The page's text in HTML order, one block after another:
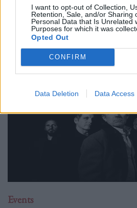
I want to opt-out of Collection,
Retention, Sale, and/or Sharing
Personal Data that Is Unrelated
Purposes for which it was
Opted Out
CONFIRM
Data Deletion Data Access
Από hip hop live και disco DJs μέχρι
βγήκαν από food market του Τόκιο ή
στο Μεξικό, το Thessaloniki Street
τον Μάιο και η πόλη ε
Events